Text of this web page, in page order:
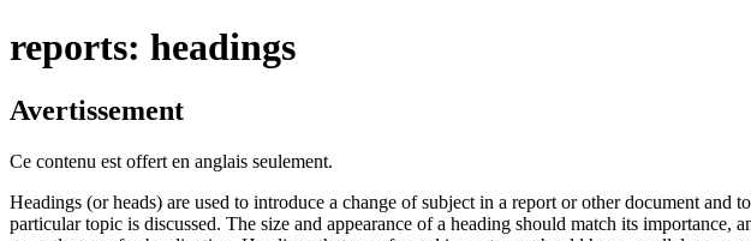
reports: headings
Avertissement
Ce contenu est offert en anglais seulement.
Headings (or heads) are used to introduce a change of subject in a report or other document
particular topic is discussed. The size and appearance of a heading should match its